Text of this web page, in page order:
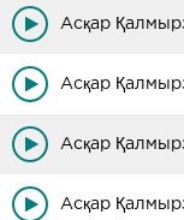
Асқар
Асқар
Асқар
Асқар